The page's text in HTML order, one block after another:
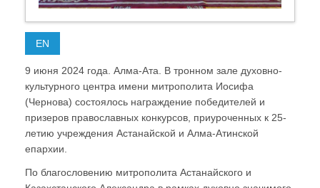
EN
9 июня 2024 года. Алма-Ата. В тронном зале духовно-
культурного центра имени митрополита Иосифа
(Чернова) состоялось награждение победителей и
призеров православных конкурсов, приуроченных к 25-
летию учреждения Астанайской и Алма-Атинской
епархии.
По благословению митрополита Астанайского и